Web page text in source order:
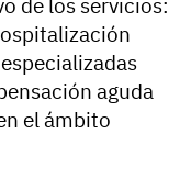
de los servicios:
aguda
el ámbito